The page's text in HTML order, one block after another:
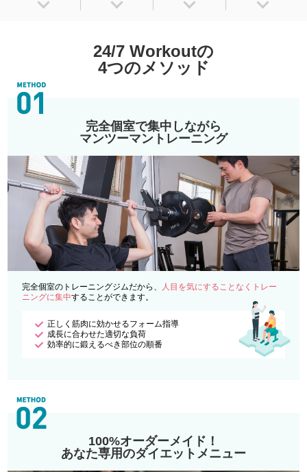
24/7 Workoutの
4つのメソッド
完全個室で集中しながら
マンツーマントレーニング
完全個室のトレーニングジムだから、
人目を気にすることなくトレー
ニングに集中することができます。
正しく筋肉に効かせるフォーム指導
成長に合わせた適切な負荷
効率的に鍛えるべき部位の順番
100%オーダーメイド！
あなた専用のダイエットメニュー